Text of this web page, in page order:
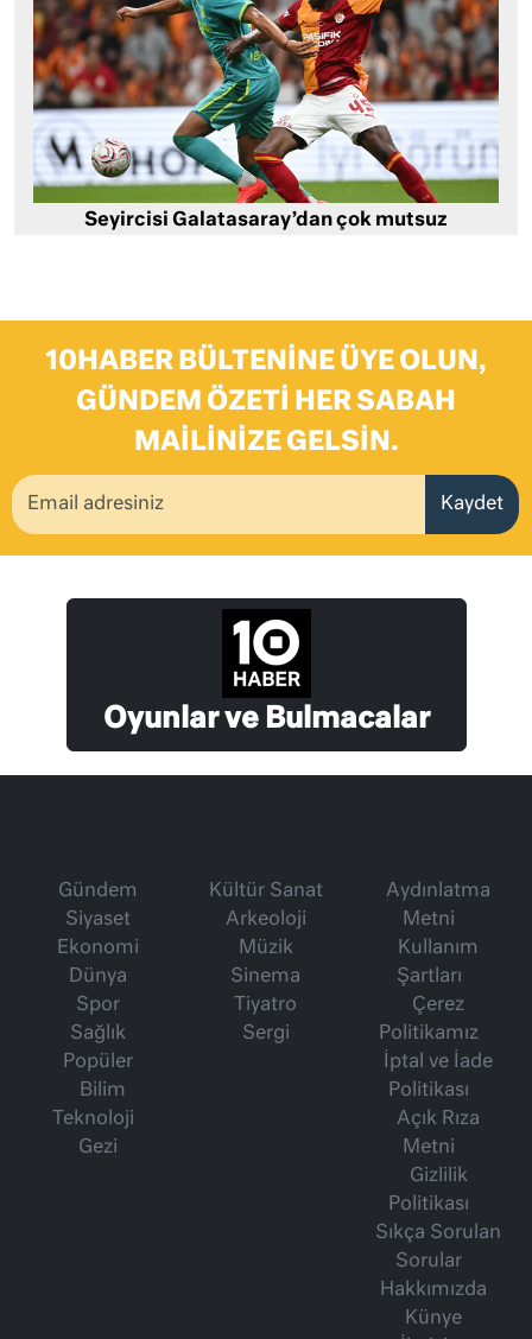
Seyircisi Galatasaray’dan çok mutsuz
10HABER BÜLTENINE ÜYE OLUN,
GÜNDEM ÖZETI HER SABAH
MAILINIZE GELSIN.
Kaydet
Oyunlar ve Bulmacalar
Gündem
Siyaset
Ekonomi
Dünya
Spor
Sağlık
Popüler
Bilim
Teknoloji
Gezi
Kültür Sanat
Arkeoloji
Müzik
Sinema
Tiyatro
Sergi
Aydınlatma
Metni
Kullanım
Şartları
Çerez
Politikamız
İptal ve İade
Politikası
Açık Rıza
Metni
Gizlilik
Politikası
Sıkça Sorulan
Sorular
Hakkımızda
Künye